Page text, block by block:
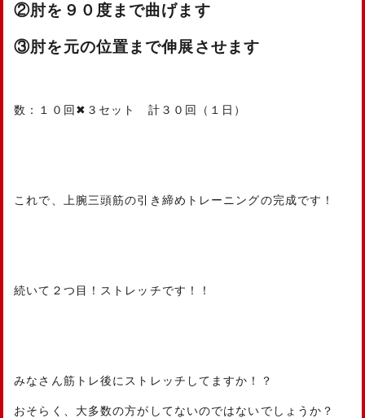
②肘を９０度まで曲げます
③肘を元の位置まで伸展させます
数：１０回✖３セット 計３０回（１日）
これで、上腕三頭筋の引き締めトレーニングの完成です！
続いて２つ目！ストレッチです！！
みなさん筋トレ後にストレッチしてますか！？
おそらく、大多数の方がしてないのではないでしょうか？